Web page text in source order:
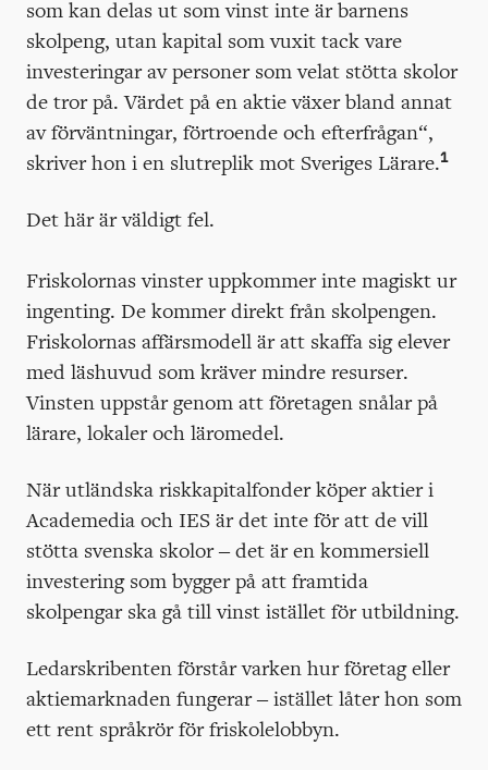
som kan delas ut som vinst inte är barnens
skolpeng, utan kapital som vuxit tack vare
investeringar av personer som velat stötta skolor
de tror på. Värdet på en aktie växer bland annat
av förväntningar, förtroende och efterfrågan“,
skriver hon i en slutreplik mot Sveriges Lärare.1
Det här är väldigt fel.
Friskolornas vinster uppkommer inte magiskt ur
ingenting. De kommer direkt från skolpengen.
Friskolornas affärsmodell är att skaffa sig elever
med läshuvud som kräver mindre resurser.
Vinsten uppstår genom att företagen snålar på
lärare, lokaler och läromedel.
När utländska riskkapitalfonder köper aktier i
Academedia och IES är det inte för att de vill
stötta svenska skolor – det är en kommersiell
investering som bygger på att framtida
skolpengar ska gå till vinst istället för utbildning.
Ledarskribenten förstår varken hur företag eller
aktiemarknaden fungerar – istället låter hon som
ett rent språkrör för friskolelobbyn.